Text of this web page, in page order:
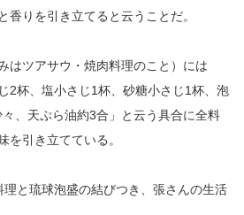
香りを引き立てると云うことだ。
はツアサウ・焼肉料理のこと）には
2杯、塩小さじ1杯、砂糖小さじ1杯、泡
、天ぷら油約3合」と云う具合に全料
を引き立てている。
と琉球泡盛の結びつき、張さんの生活